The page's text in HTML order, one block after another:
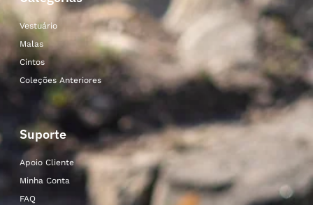
Vestuário
Malas
Cintos
Coleções Anteriores
Suporte
Apoio Cliente
Minha Conta
FAQ